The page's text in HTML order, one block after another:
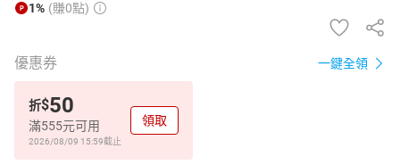
1% (賺0點)
優惠券 一鍵全領
折$50
滿555元可用
2026/08/09 15:59截止
領取